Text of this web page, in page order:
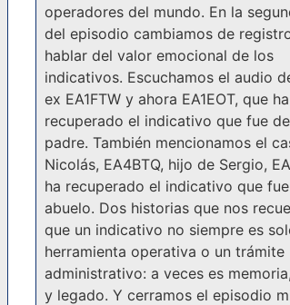
operadores del mundo. En la
del episodio cambiamos de
hablar del valor emocional de los
indicativos. Escuchamos el audio
ex EA1FTW y ahora EA1EOT, que ha
recuperado el indicativo que fue
padre. También mencionamos el
Nicolás, EA4BTQ, hijo de Sergio,
ha recuperado el indicativo que
abuelo. Dos historias que nos
que un indicativo no siempre es
herramienta operativa o un trámite
administrativo: a veces es
y legado. Y cerramos el episodio